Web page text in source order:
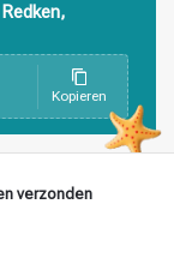
Kopieren
verzonden